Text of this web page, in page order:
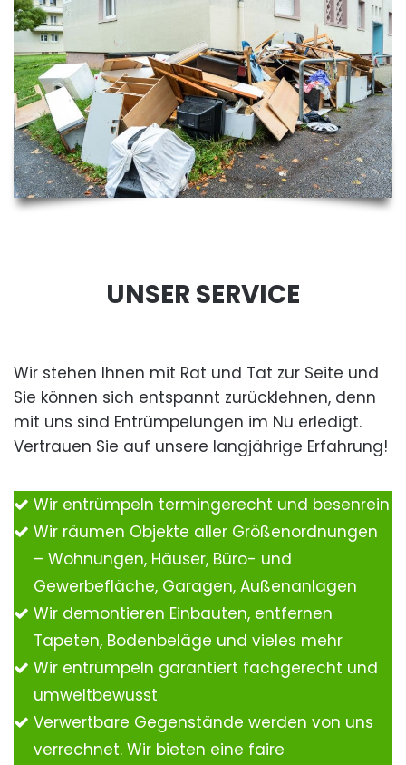
UNSER SERVICE
Wir stehen Ihnen mit Rat und Tat zur Seite und
Sie können sich entspannt zurücklehnen, denn
mit uns sind Entrümpelungen im Nu erledigt.
Vertrauen Sie auf unsere langjährige Erfahrung!
Wir entrümpeln termingerecht und besenrein
Wir räumen Objekte aller Größenordnungen
– Wohnungen, Häuser, Büro- und
Gewerbefläche, Garagen, Außenanlagen
Wir demontieren Einbauten, entfernen
Tapeten, Bodenbeläge und vieles mehr
Wir entrümpeln garantiert fachgerecht und
umweltbewusst
Verwertbare Gegenstände werden von uns
verrechnet. Wir bieten eine faire